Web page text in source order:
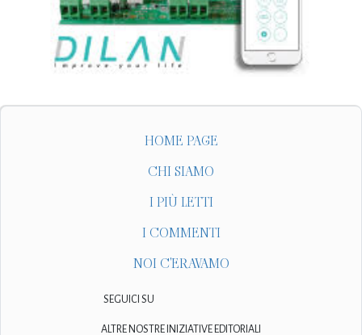
HOME PAGE
CHI SIAMO
I PIÙ LETTI
I COMMENTI
NOI C'ERAVAMO
SEGUICI SU
ALTRE NOSTRE INIZIATIVE EDITORIALI